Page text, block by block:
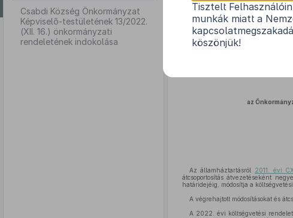
Csabdi Község Önkormányzat
Képviselő-testületének 13/2022.
(XII. 16.) önkormányzati
rendeletének indokolása
az
Az államháztartásról 2011. évi
átcsoportosítás átvezetéseként
határidejéig, módosítja a
A végrehajtott módosításokat és
A 2022. évi költségvetési
Tisztelt
munkák miatt a
köszönjük!